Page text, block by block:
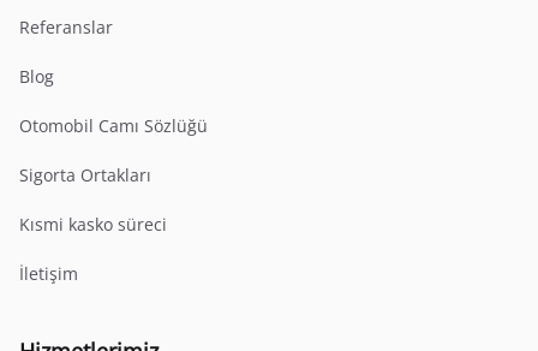
Referanslar
Blog
Otomobil Camı Sözlüğü
Sigorta Ortakları
Kısmi kasko süreci
İletişim